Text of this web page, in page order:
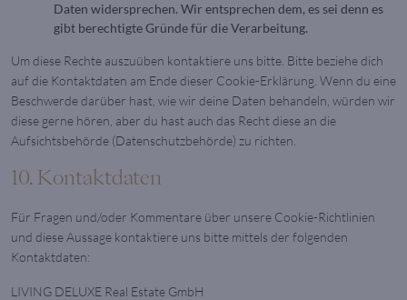
Daten widersprechen. Wir entsprechen dem, es sei denn es
gibt berechtigte Gründe für die Verarbeitung.
Um diese Rechte auszuüben kontaktiere uns bitte. Bitte beziehe dich
auf die Kontaktdaten am Ende dieser Cookie-Erklärung. Wenn du eine
Beschwerde darüber hast, wie wir deine Daten behandeln, würden wir
diese gerne hören, aber du hast auch das Recht diese an die
Aufsichtsbehörde (Datenschutzbehörde) zu richten.
10. Kontaktdaten
Für Fragen und/oder Kommentare über unsere Cookie-Richtlinien
und diese Aussage kontaktiere uns bitte mittels der folgenden
Kontaktdaten:
LIVING DELUXE Real Estate GmbH